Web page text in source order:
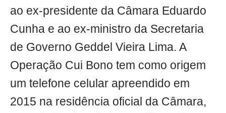
ao ex-presidente da Câmara Eduardo
Cunha e ao ex-ministro da Secretaria
de Governo Geddel Vieira Lima. A
Operação Cui Bono tem como origem
um telefone celular apreendido em
2015 na residência oficial da Câmara,